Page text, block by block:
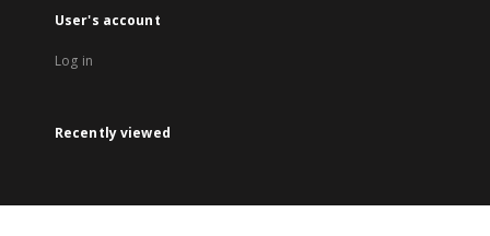
User's account
Log in
Recently viewed